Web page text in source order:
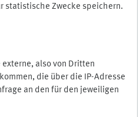
statistische Zwecke speichern.
also von Dritten
die über die IP-Adresse
an den für den jeweiligen